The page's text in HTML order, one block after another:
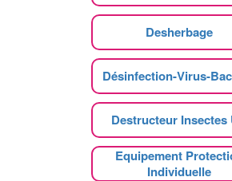
Desherbage
Désinfection-Virus-
Destructeur Insectes
Equipement
Individuelle